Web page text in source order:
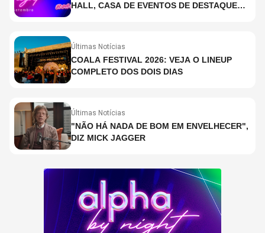
HALL, CASA DE EVENTOS DE DESTAQUE
Últimas Notícias
COALA FESTIVAL 2026: VEJA O LINEUP
COMPLETO DOS DOIS DIAS
Últimas Notícias
"NÃO HÁ NADA DE BOM EM ENVELHECER",
DIZ MICK JAGGER